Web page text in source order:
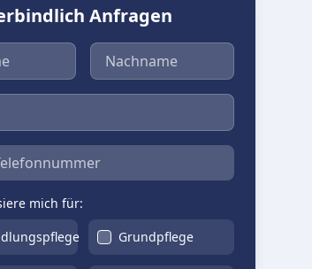
Anfragen
Nachname
mich für:
Grundpflege